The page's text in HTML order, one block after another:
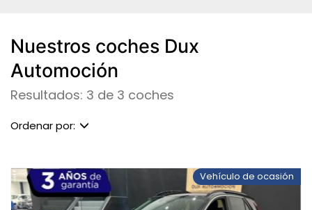
Nuestros coches Dux
Automoción
Resultados: 3 de 3 coches
Ordenar por:
Vehículo de ocasión